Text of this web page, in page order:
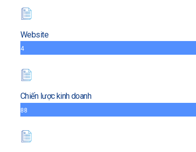
Website
4
Chiến lược kinh doanh
88